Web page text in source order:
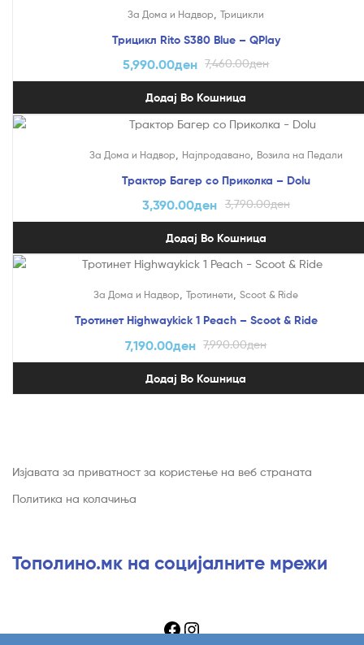
За Дома и Надвор Трицикли
Трицикл Rito S380 Blue – QPlay
7,460.00ден
5,990.00ден
Додај Во Кошница
За Дома и Надвор Најпродавано Возила на Педали
Трактор Багер со Приколка – Dolu
3,790.00ден
3,390.00ден
Додај Во Кошница
За Дома и Надвор, Тротинети, Scoot & Ride
Тротинет Highwaykick 1 Peach – Scoot & Ride
7,990.00ден
7,190.00ден
Додај Во Кошница
Изјавата за приватност за користење на веб страната
Политика на колачиња
Тополино.мк на социјалните мрежи